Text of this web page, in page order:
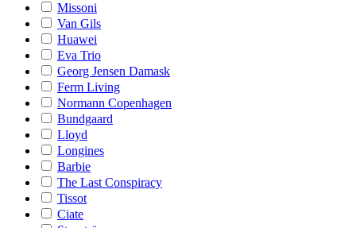
Missoni
Van Gils
Huawei
Eva Trio
Georg Jensen Damask
Ferm Living
Normann Copenhagen
Bundgaard
Lloyd
Longines
Barbie
The Last Conspiracy
Tissot
Ciate